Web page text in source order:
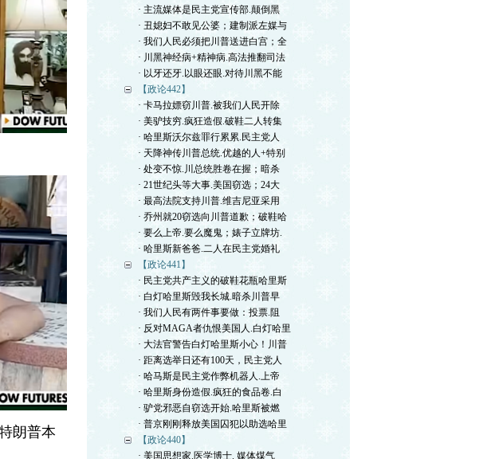
朗普本
· 主流媒体是民主党宣传部.颠倒黑
· 丑媳妇不敢见公婆；建制派左媒与
· 我们人民必须把川普送进白宫；全
· 川黑神经病+精神病.高法推翻司法
· 以牙还牙.以眼还眼.对待川黑不能
【政论442】
· 卡马拉嫖窃川普.被我们人民开除
· 美驴技穷.疯狂造假.破鞋二人转集
· 哈里斯沃尔兹罪行累累.民主党人
· 天降神传川普总统.优越的人+特别
· 处变不惊.川总统胜卷在握；暗杀
· 21世纪头等大事.美国窃选；24大
· 最高法院支持川普.维吉尼亚采用
· 乔州就20窃选向川普道歉；破鞋哈
· 要么上帝.要么魔鬼；婊子立牌坊.
· 哈里斯新爸爸.二人在民主党婚礼
【政论441】
· 民主党共产主义的破鞋花瓶哈里斯
· 白灯哈里斯毁我长城.暗杀川普早
· 我们人民有两件事要做：投票.阻
· 反对MAGA者仇恨美国人.白灯哈里
· 大法官警告白灯哈里斯小心！川普
· 距离选举日还有100天，民主党人
· 哈马斯是民主党作弊机器人.上帝
· 哈里斯身份造假.疯狂的食品卷.白
· 驴党邪恶自窃选开始.哈里斯被燃
· 普京刚刚释放美国囚犯以助选哈里
【政论440】
· 美国思想家.医学博士. 媒体煤气